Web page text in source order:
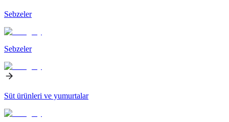
Sebzeler
Sebzeler
Süt ürünleri ve yumurtalar